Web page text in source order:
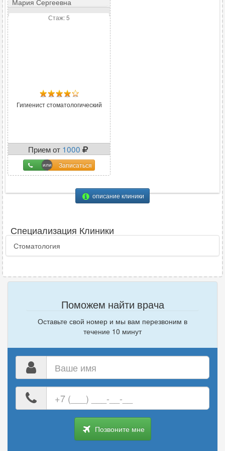
Мария Сергеевна
Стаж: 5
Гигиенист стоматологический
Прием от 1000
Записаться
описание клиники
Специализация Клиники
Стоматология
Поможем найти врача
Оставьте свой номер и мы вам перезвоним в
течение 10 минут
номер
телефона
Позвоните мне